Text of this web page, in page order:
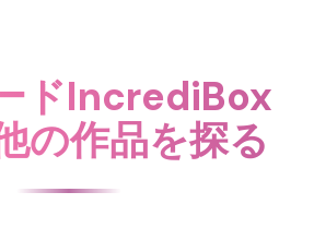
ドIncrediBox
の作品を探る